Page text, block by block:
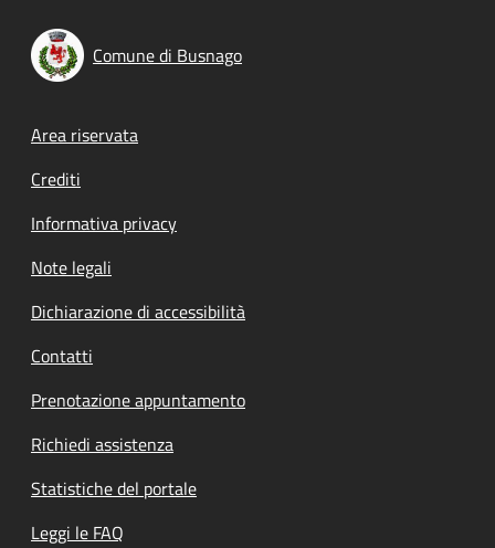
Comune di Busnago
Footer menu
Area riservata
Crediti
Informativa privacy
Note legali
Dichiarazione di accessibilità
Contatti
Prenotazione appuntamento
Richiedi assistenza
Statistiche del portale
Leggi le FAQ